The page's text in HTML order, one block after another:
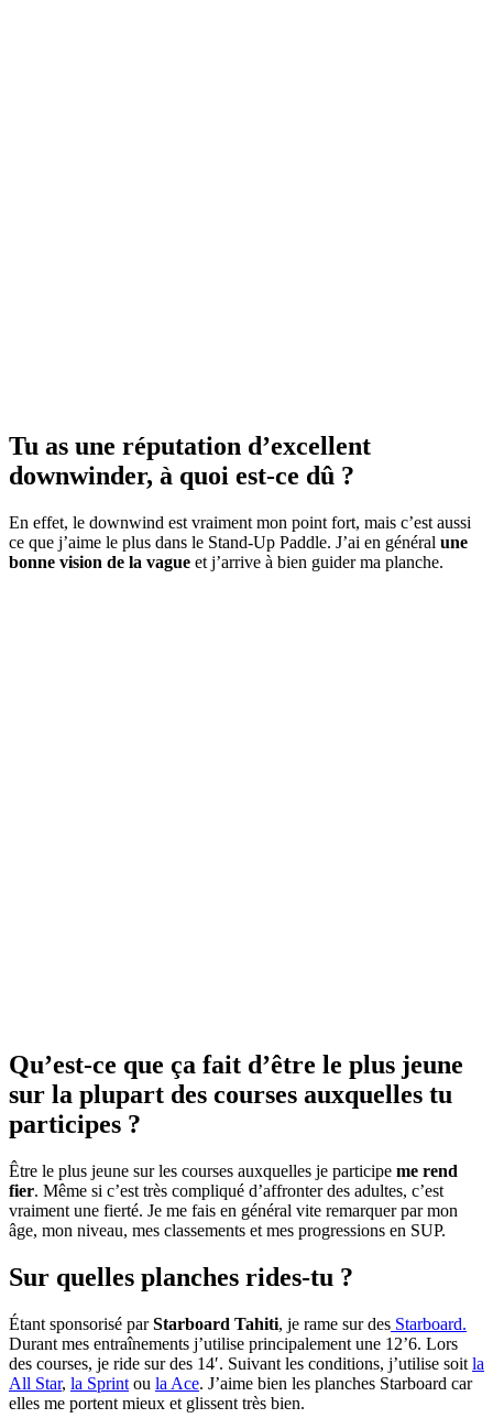
Tu as une réputation d’excellent
downwinder, à quoi est-ce dû ?
En effet, le downwind est vraiment mon point fort, mais c’est aussi
ce que j’aime le plus dans le Stand-Up Paddle. J’ai en général une
bonne vision de la vague et j’arrive à bien guider ma planche.
Qu’est-ce que ça fait d’être le plus jeune
sur la plupart des courses auxquelles tu
participes ?
Être le plus jeune sur les courses auxquelles je participe me rend
fier. Même si c’est très compliqué d’affronter des adultes, c’est
vraiment une fierté. Je me fais en général vite remarquer par mon
âge, mon niveau, mes classements et mes progressions en SUP.
Sur quelles planches rides-tu ?
Étant sponsorisé parStarboard Tahiti, je rame sur des Starboard.
Durant mes entraînements j’utilise principalement une 12’6. Lors
des courses, je ride sur des 14′. Suivant les conditions, j’utilise soit la
All Star, la Sprint ou la Ace. J’aime bien les planches Starboard car
elles me portent mieux et glissent très bien.